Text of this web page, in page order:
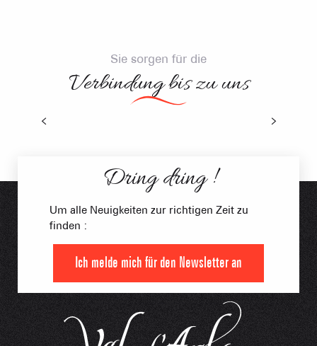
Sie sorgen für die
Verbindung bis zu uns
Verbindung Bahnhof Albertville
Dring dring !
Um alle Neuigkeiten zur richtigen Zeit zu
finden :
Ich melde mich für den Newsletter an